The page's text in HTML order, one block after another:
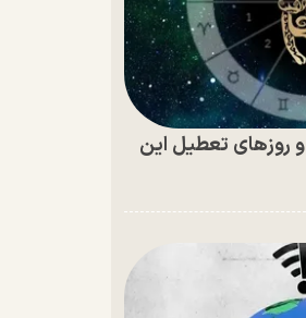
تقویم اردیبهشت ۱۴۰۵ و روز‌های تعطیل این